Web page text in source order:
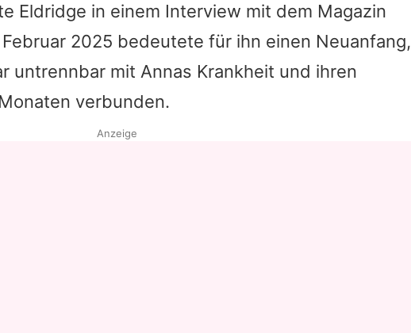
Impressum
Datenschutzerklärung
Nutzungsbedingungen
Eldridge in einem Interview mit dem Magazin
2025 bedeutete für ihn einen Neuanfang,
untrennbar mit Annas Krankheit und ihren
verbunden.
Anzeige